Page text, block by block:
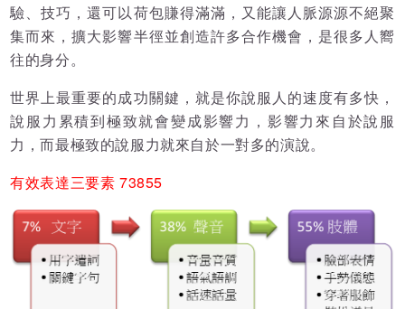
驗、技巧，還可以荷包賺得滿滿，又能讓人脈源源不絕聚
集而來，擴大影響半徑並創造許多合作機會，是很多人嚮
往的身分。
世界上最重要的成功關鍵，就是你說服人的速度有多快，
說服力累積到極致就會變成影響力，影響力來自於說服
力，而最極致的說服力就來自於一對多的演說。
有效表達三要素 73855